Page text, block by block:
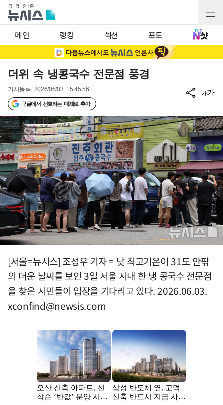
메인 랭킹 섹션 포토
더위 속 냉콩국수 전문점 풍경
기사등록 2026/06/03 15:45:56
구글에서 선호하는 매체로 추가
가가
[서울=뉴시스] 조성우 기자 = 낮 최고기온이 31도 안팎
의 더운 날씨를 보인 3일 서울 시내 한 냉 콩국수 전문점
을 찾은 시민들이 입장을 기다리고 있다. 2026.06.03.
xconfind@newsis.com